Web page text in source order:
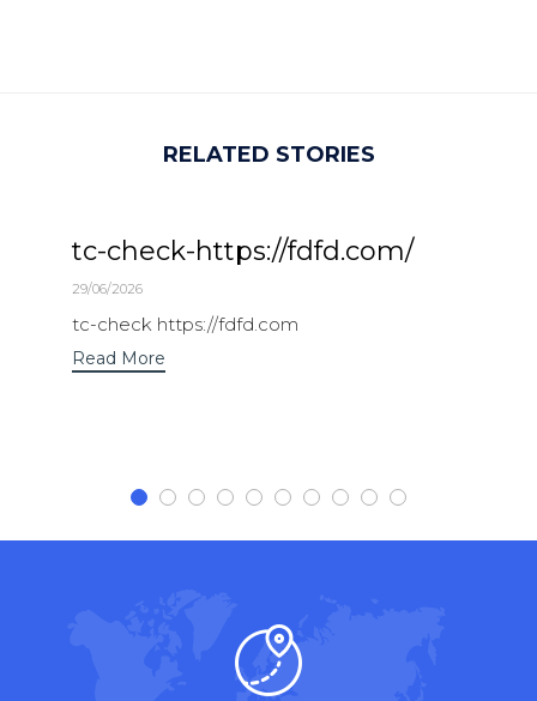
RELATED STORIES
tc-check-https://fdfd.com/
29/06/2026
tc-check https://fdfd.com
Read More